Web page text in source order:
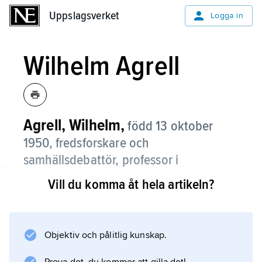
Uppslagsverket Logga in
Wilhelm Agrell
Agrell, Wilhelm, född 13 oktober
1950, fredsforskare och
samhällsdebattör, professor i
underrättelseanalys vid Lunds
universitet; brorson tillIvar Agrell,
Efter studier vid Stockholms universitet och
Vill du komma åt hela artikeln?
Objektiv och pålitlig kunskap.